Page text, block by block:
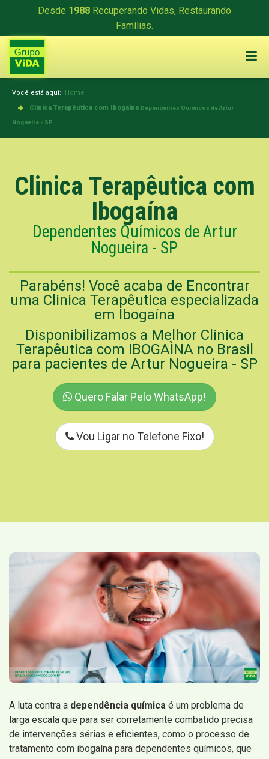
Desde 1988 Recuperando Vidas, Restaurando
Famílias.
Você está aqui: Home
Clinica Terapêutica com Ibogaína Dependentes Químicos de Artur
Nogueira - SP
Clinica Terapêutica com
Ibogaína
Dependentes Químicos de Artur
Nogueira - SP
Parabéns! Você acaba de Encontrar
uma Clinica Terapêutica especializada
em Ibogaína
Disponibilizamos a Melhor Clinica
Terapêutica com IBOGAÌNA no Brasil
para pacientes de Artur Nogueira - SP
Quero Falar Pelo WhatsApp!
Vou Ligar no Telefone Fixo!
A luta contra a dependência química é um problema de
larga escala que para ser corretamente combatido precisa
de intervenções sérias e eficientes, como o processo de
tratamento com ibogaína para dependentes químicos, que